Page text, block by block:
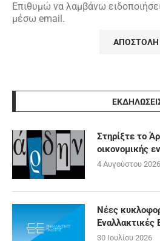
Επιθυμώ να λαμβάνω
μέσω email.
Στηρίξτε το
οικονομικής
4 Αυγούστου 2026
Νέες
Εναλλακτικές
30 Ιουλίου 2026